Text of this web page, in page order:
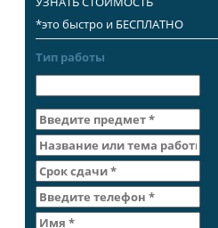
*это быстро и БЕСПЛАТНО
Тип работы